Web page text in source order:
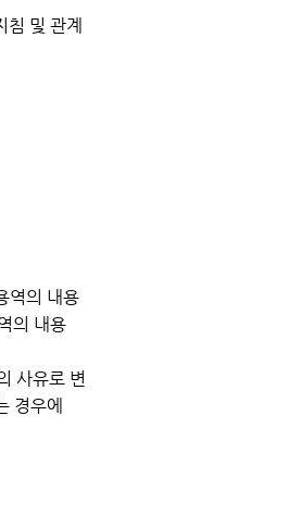
및 관계
역의 내용
의 내용
사유로 변
경우에